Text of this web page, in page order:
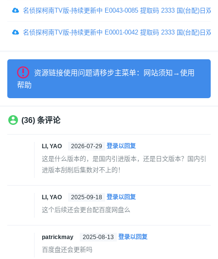
名侦探柯南TV版-持续更新中 E0043-0085 提取码 2333 国(台配)日双语
名侦探柯南TV版-持续更新中 E0001-0042 提取码 2333 国(台配)日双语
资源链接使用问题请移步主菜单：网站须知→使用
帮助
(36) 条评论
LI, YAO 2026-07-29 登录以回复
这是什么版本的，是国内引进版本，还是日文版本？国内引
进版本刮削后集数对不上的！
LI, YAO 2025-09-18 登录以回复
这个后续还会更台配百度网盘么
patrickmay 2025-08-13 登录以回复
百度盘还会更新吗